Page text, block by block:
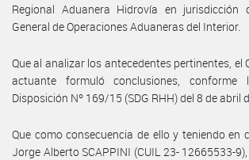
Regional Aduanera Hidrovía en jurisdicción
General de Operaciones Aduaneras del Interior.
Que al analizar los antecedentes pertinentes, el
actuante formuló conclusiones,
Disposición Nº 169/15 (SDG RHH) del 8 de abril
Que como consecuencia de ello y teniendo en
Jorge Alberto SCAPPINI (CUIL 23- 12665533-